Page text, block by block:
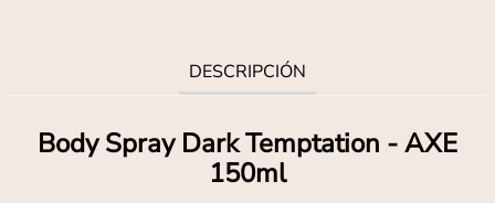
DESCRIPCIÓN
Body Spray Dark Temptation - AXE
150ml